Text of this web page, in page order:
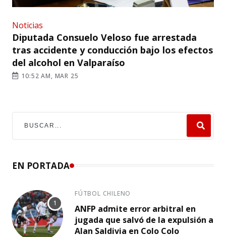
Noticias
Diputada Consuelo Veloso fue arrestada
tras accidente y conducción bajo los efectos
del alcohol en Valparaíso
10:52 AM, MAR 25
EN PORTADA
FÚTBOL CHILENO
ANFP admite error arbitral en
jugada que salvó de la expulsión a
Alan Saldivia en Colo Colo